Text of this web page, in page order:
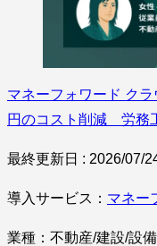
マネーフォワード ク
円のコスト削減 労務
最終更新日 : 2026/07/
導入サービス： マネー
業種：不動産/建設/設